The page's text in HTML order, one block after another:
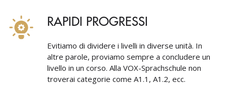
RAPIDI PROGRESSI
Evitiamo di dividere i livelli in diverse unità. In
altre parole, proviamo sempre a concludere un
livello in un corso. Alla VOX-Sprachschule non
troverai categorie come A1.1, A1.2, ecc.